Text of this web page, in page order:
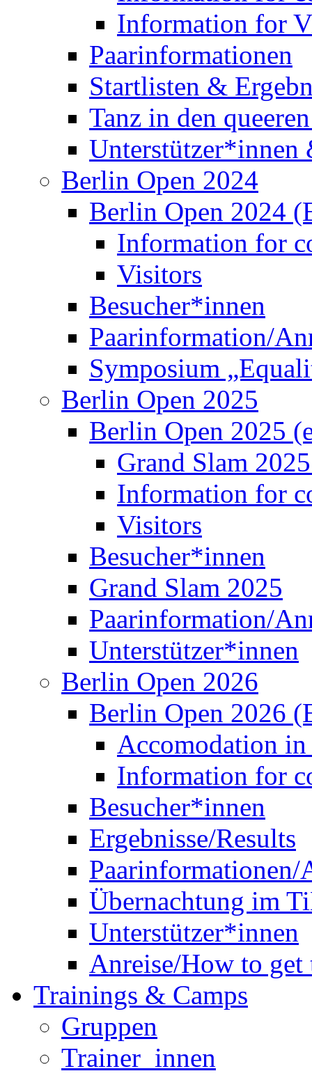
Startlisten &
Tanz in den
Unterstützer*innen
Berlin Open 2024
Berlin Open 2024
Information for
Visitors
Besucher*innen
Paarinformation/
Symposium
Berlin Open 2025
Berlin Open 2025
Grand Slam
Information for
Visitors
Besucher*innen
Grand Slam 2025
Paarinformation/
Unterstützer*innen
Berlin Open 2026
Berlin Open 2026
Accomodation
Information for
Besucher*innen
Ergebnisse/Results
Paarinformationen/
Übernachtung im
Unterstützer*innen
Anreise/How to get
Trainings & Camps
Gruppen
Trainer_innen
Latein-Showgruppe
Standard-